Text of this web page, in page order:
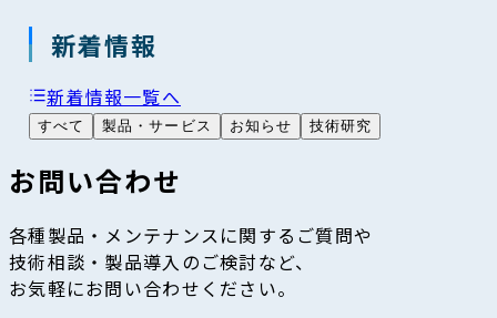
新着情報
新着情報一覧へ
すべて 製品・サービス お知らせ 技術研究
お問い合わせ
各種製品・メンテナンスに関するご質問や
技術相談・製品導入のご検討など、
お気軽にお問い合わせください。